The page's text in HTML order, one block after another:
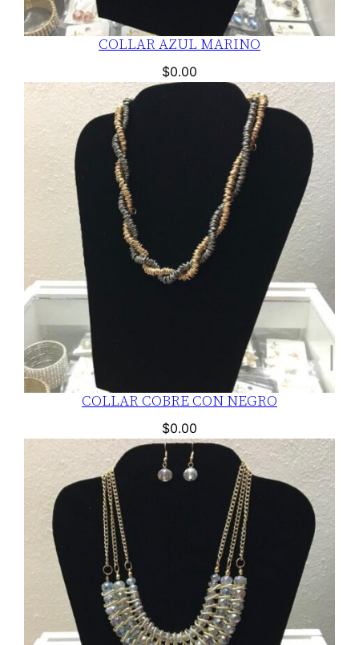
COLLAR AZUL MARINO
$0.00
COLLAR COBRE CON NEGRO
$0.00